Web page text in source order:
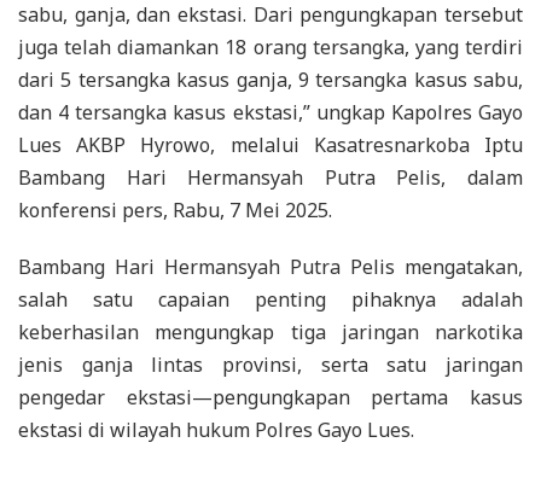
sabu, ganja, dan ekstasi. Dari pengungkapan tersebut
juga telah diamankan 18 orang tersangka, yang terdiri
dari 5 tersangka kasus ganja, 9 tersangka kasus sabu,
dan 4 tersangka kasus ekstasi,” ungkap Kapolres Gayo
Lues AKBP Hyrowo, melalui Kasatresnarkoba Iptu
Bambang Hari Hermansyah Putra Pelis, dalam
konferensi pers, Rabu, 7 Mei 2025.
Bambang Hari Hermansyah Putra Pelis mengatakan,
salah satu capaian penting pihaknya adalah
keberhasilan mengungkap tiga jaringan narkotika
jenis ganja lintas provinsi, serta satu jaringan
pengedar ekstasi—pengungkapan pertama kasus
ekstasi di wilayah hukum Polres Gayo Lues.